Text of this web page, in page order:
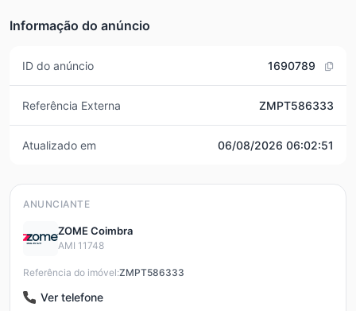
Informação do anúncio
ID do anúncio 1690789
Referência Externa ZMPT586333
Atualizado em 06/08/2026 06:02:51
ANUNCIANTE
ZOME Coimbra
AMI 11748
Referência do imóvel:ZMPT586333
Ver telefone